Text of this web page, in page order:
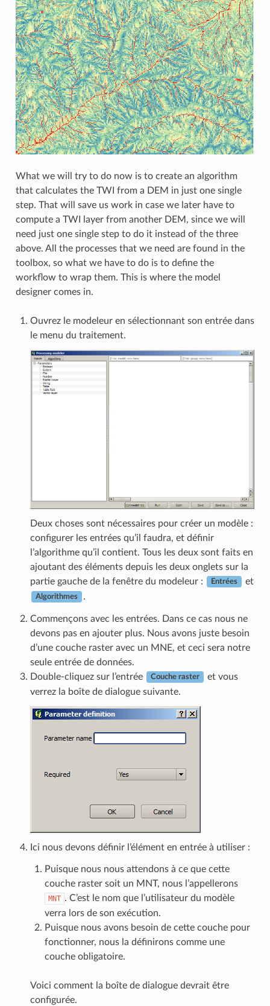
What we will try to do now is to create an algorithm
that calculates the TWI from a DEM in just one single
step. That will save us work in case we later have to
compute a TWI layer from another DEM, since we will
need just one single step to do it instead of the three
above. All the processes that we need are found in the
toolbox, so what we have to do is to define the
workflow to wrap them. This is where the model
designer comes in.
Ouvrez le modeleur en sélectionnant son entrée dans
le menu du traitement.
Deux choses sont nécessaires pour créer un modèle :
configurer les entrées qu’il faudra, et définir
l’algorithme qu’il contient. Tous les deux sont faits en
ajoutant des éléments depuis les deux onglets sur la
partie gauche de la fenêtre du modeleur :
Entrées et
Algorithmes .
Commençons avec les entrées. Dans ce cas nous ne
devons pas en ajouter plus. Nous avons juste besoin
d’une couche raster avec un MNE, et ceci sera notre
seule entrée de données.
Double-cliquez sur l’entrée
Couche raster
et vous
verrez la boîte de dialogue suivante.
Ici nous devons définir l’élément en entrée à utiliser :
Puisque nous nous attendons à ce que cette
couche raster soit un MNT, nous l’appellerons
MNT . C’est le nom que l’utilisateur du modèle
verra lors de son exécution.
Puisque nous avons besoin de cette couche pour
fonctionner, nous la définirons comme une
couche obligatoire.
Voici comment la boîte de dialogue devrait être
configurée.